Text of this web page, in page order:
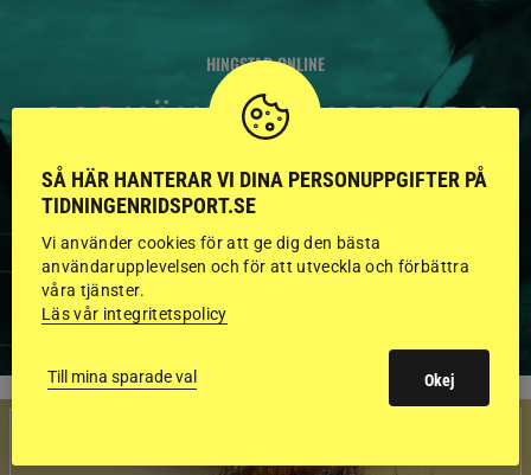
HINGSTAR ONLINE
GODKÄNDA HINGSTAR I
FLERA KATEGORIER MED
BILDER OCH FAKTA
VISA ALLA HINGSTAR
SÅ HÄR HANTERAR VI DINA PERSONUPPGIFTER PÅ
TIDNINGENRIDSPORT.SE
Vi använder cookies för att ge dig den bästa
användarupplevelsen och för att utveckla och förbättra
våra tjänster.
Läs vår integritetspolicy
Till mina sparade val Okej